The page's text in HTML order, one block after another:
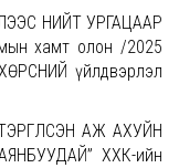
НИЙТ УРГАЦААР
хамт олон /2025
үйлдвэрлэл
АЖ АХУЙН
ХХК-ийн